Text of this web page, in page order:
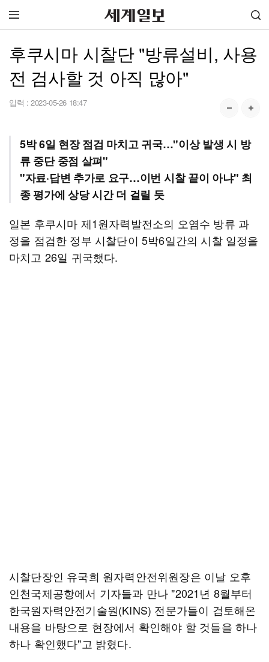
후쿠시마 시찰단 "방류설비, 사용
전 검사할 것 아직 많아"
입력 : 2023-05-26 18:47
5박 6일 현장 점검 마치고 귀국…"이상 발생 시 방
류 중단 중점 살펴"
"자료·답변 추가로 요구…이번 시찰 끝이 아냐" 최
종 평가에 상당 시간 더 걸릴 듯
일본 후쿠시마 제1원자력발전소의 오염수 방류 과
정을 점검한 정부 시찰단이 5박6일간의 시찰 일정을
마치고 26일 귀국했다.
시찰단장인 유국희 원자력안전위원장은 이날 오후
인천국제공항에서 기자들과 만나 "2021년 8월부터
한국원자력안전기술원(KINS) 전문가들이 검토해온
내용을 바탕으로 현장에서 확인해야 할 것들을 하나
하나 확인했다"고 밝혔다.